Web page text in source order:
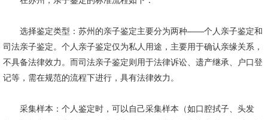
选择鉴定类型：苏州的亲子鉴定主要分为两种——个人亲子鉴定和
司法亲子鉴定。个人亲子鉴定仅为私人用途，主要用于确认亲缘关系，
不具备法律效力。而司法亲子鉴定则用于法律诉讼、遗产继承、户口登
记等，需在规范的流程下进行，具有法律效力。
采集样本：个人鉴定时，可以自己采集样本（如口腔拭子、头发